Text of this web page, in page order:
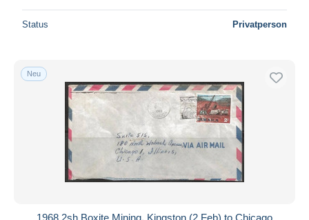
Status Privatperson
Neu
1968 2sh Boxite Mining, Kingston (2 Feb) to Chicago